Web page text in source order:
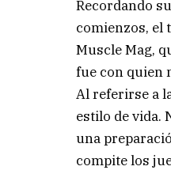
Recordando
comienzos, el
Muscle Mag,
fue con quien
Al referirse a
estilo de vida.
una
compite los